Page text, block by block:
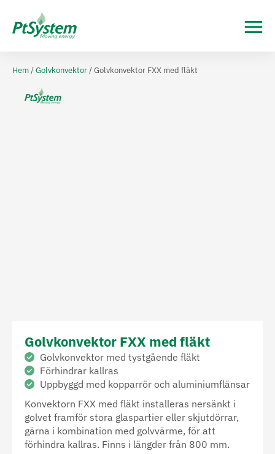
Hem/Golvkonvektor/ Golvkonvektor FXX med fläkt
Golvkonvektor FXX med fläkt
Golvkonvektor med tystgående fläkt
Förhindrar kallras
Uppbyggd med kopparrör och aluminiumflänsar
Konvektorn FXX med fläkt installeras nersänkt i
golvet framför stora glaspartier eller skjutdörrar,
gärna i kombination med golvvärme, för att
förhindra kallras. Finns i längder från 800 mm.